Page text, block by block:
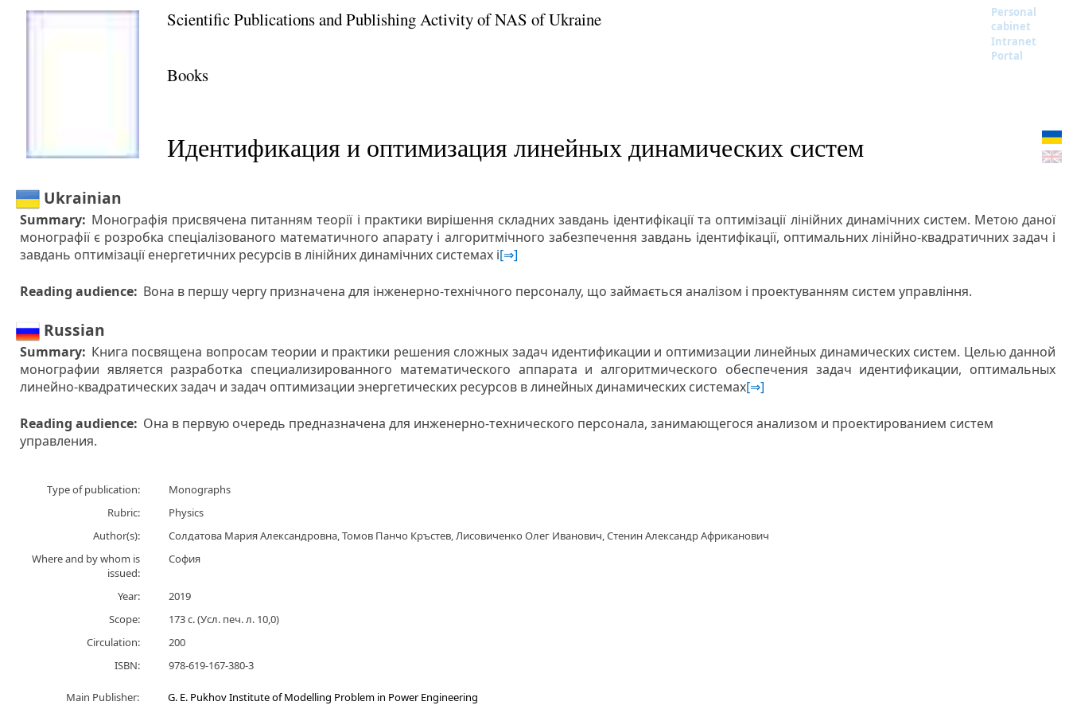
Scientific Publications and Publishing Activity of NAS of Ukraine
Personal
cabinet
Intranet
Portal
Books
Идентификация и оптимизация линейных динамических систем
Ukrainian
Summary: Монографія присвячена питанням теорії і практики вирішення складних завдань ідентифікації та оптимізації лінійних динамічних систем. Метою даної
монографії є розробка спеціалізованого математичного апарату і алгоритмічного забезпечення завдань ідентифікації, оптимальних лінійно-квадратичних задач і
завдань оптимізації енергетичних ресурсів в лінійних динамічних системах і[⇒]
Reading audience: Вона в першу чергу призначена для інженерно-технічного персоналу, що займається аналізом і проектуванням систем управління.
Russian
Summary: Книга посвящена вопросам теории и практики решения сложных задач идентификации и оптимизации линейных динамических систем. Целью данной
монографии является разработка специализированного математического аппарата и алгоритмического обеспечения задач идентификации, оптимальных
линейно-квадратических задач и задач оптимизации энергетических ресурсов в линейных динамических системах[⇒]
Reading audience: Она в первую очередь предназначена для инженерно-технического персонала, занимающегося анализом и проектированием систем
управления.
Type of publication:
Monographs
Rubric:
Physics
Author(s):
Солдатова Мария Александровна, Томов Панчо Кръстев, Лисовиченко Олег Иванович, Стенин Александр Африканович
Where and by whom is
issued:
София
Year:
2019
Scope:
173 с. (Усл. печ. л. 10,0)
Circulation:
200
ISBN:
978-619-167-380-3
Main Publisher: G. E. Pukhov Institute of Modelling Problem in Power Engineering